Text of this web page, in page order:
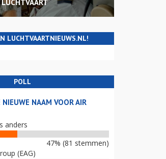
LUCHTVAARTNIEUWS.NL!
POLL
NIEUWE NAAM VOOR AIR
anders
47% (81 stemmen)
(EAG)